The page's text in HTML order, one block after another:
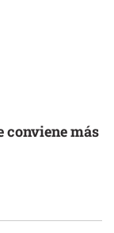
conviene más